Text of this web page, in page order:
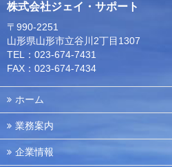
株式会社ジェイ・サポート
〒990-2251
山形県山形市立谷川2丁目1307
TEL：023-674-7431
FAX：023-674-7434
ホーム
業務案内
企業情報